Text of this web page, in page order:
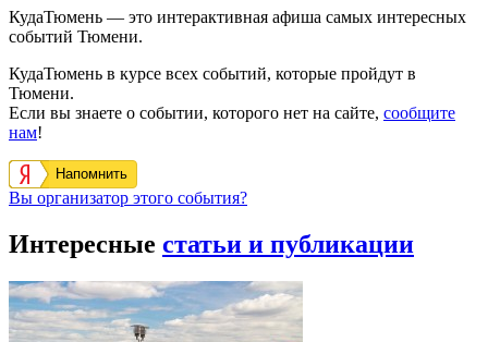
КудаТюмень — это интерактивная афиша самых интересных
событий Тюмени.
КудаТюмень в курсе всех событий, которые пройдут в
Тюмени.
Если вы знаете о событии, которого нет на сайте, сообщите
нам!
Напомнить
Вы организатор этого события?
Интересные статьи и публикации